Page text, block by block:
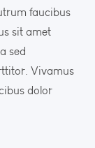
faucibus
sit amet
sed
Vivamus
dolor